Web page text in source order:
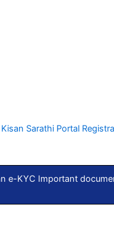
Kisan Sarathi Portal
e-KYC Important